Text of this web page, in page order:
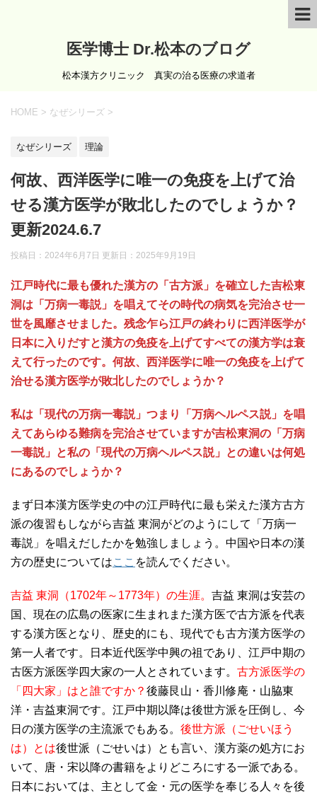
医学博士 Dr.松本のブログ
松本漢方クリニック 真実の治る医療の求道者
HOME > なぜシリーズ >
なぜシリーズ 理論
何故、西洋医学に唯一の免疫を上げて治
せる漢方医学が敗北したのでしょうか？
更新2024.6.7
投稿日：2024年6月7日 更新日： 2025年9月19日
江戸時代に最も優れた漢方の「古方派」を確立した吉松東
洞は「万病一毒説」を唱えてその時代の病気を完治させ一
世を風靡させました。残念乍ら江戸の終わりに西洋医学が
日本に入りだすと漢方の免疫を上げてすべての漢方学は衰
えて行ったのです。何故、西洋医学に唯一の免疫を上げて
治せる漢方医学が敗北したのでしょうか？
私は「現代の万病一毒説」つまり「万病ヘルペス説」を唱
えてあらゆる難病を完治させていますが吉松東洞の「万病
一毒説」と私の「現代の万病ヘルペス説」との違いは何処
にあるのでしょうか？
まず日本漢方医学史の中の江戸時代に最も栄えた漢方古方
派の復習もしながら吉益 東洞がどのようにして「万病一
毒説」を唱えだしたかを勉強しましょう。中国や日本の漢
方の歴史についてはここ を読んでください。
吉益 東洞（1702年～1773年）の生涯。 吉益 東洞は安芸の
国、現在の広島の医家に生まれまた漢方医で古方派を代表
する漢方医となり、歴史的にも、現代でも古方漢方医学の
第一人者です。日本近代医学中興の祖であり、江戸中期の
古医方派医学四大家の一人とされています。 古方派医学の
「四大家」はと誰ですか？ 後藤艮山・香川修庵・山脇東
洋・吉益東洞です。江戸中期以降は後世方派を圧倒し、今
日の漢方医学の主流派でもある。 後世方派（ごせいほう
は）とは後世派（ごせいは）とも言い、漢方薬の処方にお
いて、唐・宋以降の書籍をよりどころにする一派である。
日本においては、主として金・元の医学を奉じる人々を後